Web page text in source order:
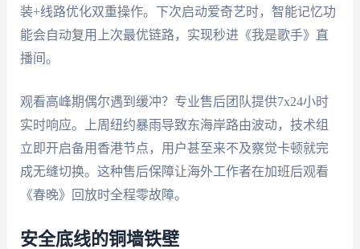
装+线路优化双重操作。下次启动爱奇艺时，智能记忆功
能会自动复用上次最优链路，实现秒进《我是歌手》直
播间。
观看高峰期偶尔遇到缓冲？专业售后团队提供7x24小时
实时响应。上周纽约暴雨导致东海岸路由波动，技术组
立即开启备用香港节点，用户甚至来不及察觉卡顿就完
成无缝切换。这种售后保障让海外工作者在加班后观看
《春晚》回放时全程零故障。
安全底线的铜墙铁壁